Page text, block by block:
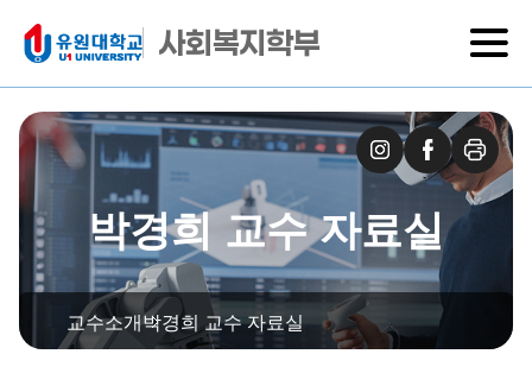
사회복지학부
박경희 교수 자료실
교수소개박경희 교수 자료실